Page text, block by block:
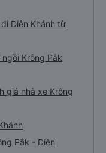
Diên Khánh từ
Krông Pắk
giá nhà xe Krông
Pắk - Diên